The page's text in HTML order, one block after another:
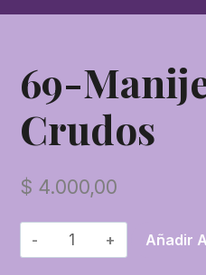
69-
Crudos
$ 4.000,00
69-
Manijero
Añadir